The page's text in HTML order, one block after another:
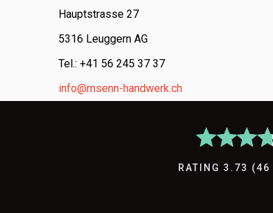
Hauptstrasse 27
5316 Leuggern AG
Tel.: +41 56 245 37 37
info@msenn-handwerk.ch
RATING3.73 (46